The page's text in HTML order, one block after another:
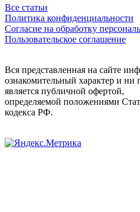
Все статьи
Политика конфиденциальности
Согласие на обработку
Пользовательское соглашение
Вся представленная на сайте
ознакомительный характер и ни
является публичной офертой,
определяемой положениями
кодекса РФ.